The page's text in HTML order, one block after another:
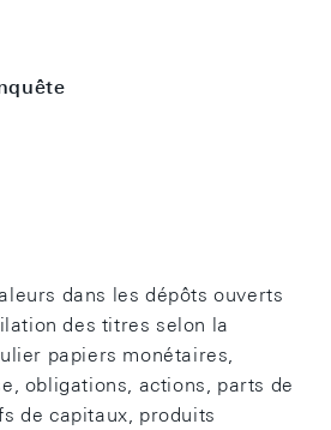
dans les dépôts ouverts
des titres selon la
papiers monétaires,
obligations, actions, parts de
de capitaux, produits